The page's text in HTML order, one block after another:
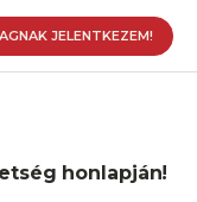
JELENTKEZEM!
honlapján!